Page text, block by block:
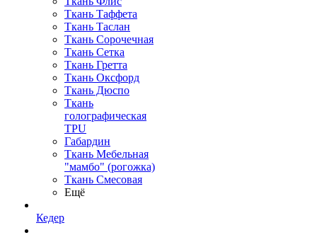
Ткань Таффета
Ткань Таслан
Ткань Сорочечная
Ткань Сетка
Ткань Гретта
Ткань Оксфорд
Ткань Дюспо
Ткань
голографическая
TPU
Габардин
Ткань Мебельная
"мамбо" (рогожка)
Ткань Смесовая
Ещё
Кедер